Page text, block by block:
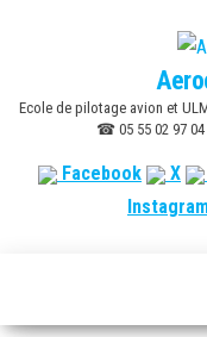
content
Ecole de pilotage avion et
☎ 05 55 02 97
Facebook X